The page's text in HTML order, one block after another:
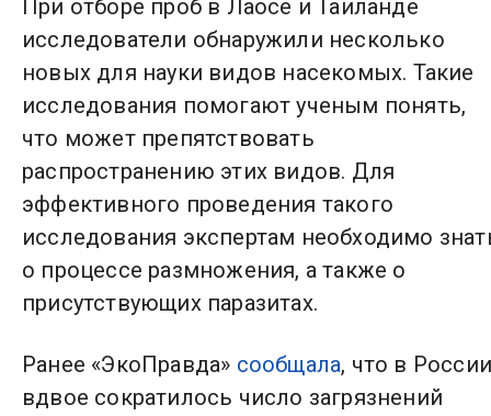
При отборе проб в Лаосе и Таиланде
исследователи обнаружили несколько
новых для науки видов насекомых. Такие
исследования помогают ученым понять,
что может препятствовать
распространению этих видов. Для
эффективного проведения такого
исследования экспертам необходимо
о процессе размножения, а также о
присутствующих паразитах.
Ранее «ЭкоПравда» сообщала, что в
вдвое сократилось число загрязнений